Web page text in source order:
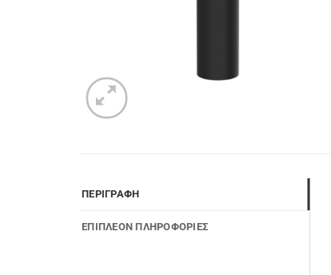
ΠΕΡΙΓΡΑΦΉ
ΕΠΙΠΛΈΟΝ ΠΛΗΡΟΦΟΡΊΕΣ